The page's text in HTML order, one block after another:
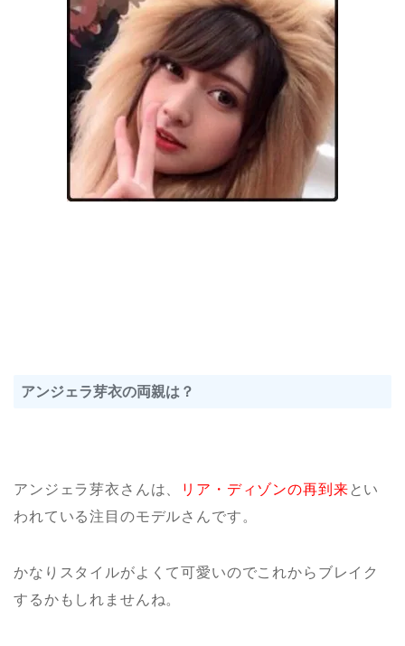
アンジェラ芽衣の両親は？
アンジェラ芽衣さんは、 リア・ディゾンの再到来 とい
われている注目のモデルさんです。
かなりスタイルがよくて可愛いのでこれからブレイク
するかもしれませんね。